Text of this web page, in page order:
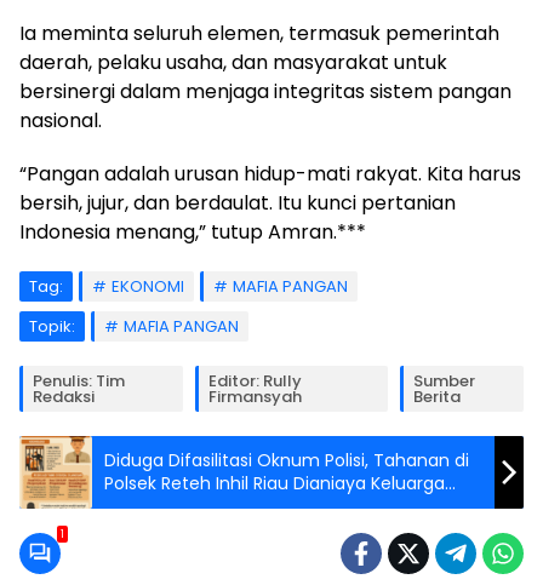
Ia meminta seluruh elemen, termasuk pemerintah
daerah, pelaku usaha, dan masyarakat untuk
bersinergi dalam menjaga integritas sistem pangan
nasional.
“Pangan adalah urusan hidup-mati rakyat. Kita harus
bersih, jujur, dan berdaulat. Itu kunci pertanian
Indonesia menang,” tutup Amran.***
Tag: EKONOMI
MAFIA PANGAN
Topik:
MAFIA PANGAN
Penulis: Tim
Redaksi
Editor: Rully
Firmansyah
Sumber
Berita
Diduga Difasilitasi Oknum Polisi, Tahanan di
Polsek Reteh Inhil Riau Dianiaya Keluarga
Korban
1